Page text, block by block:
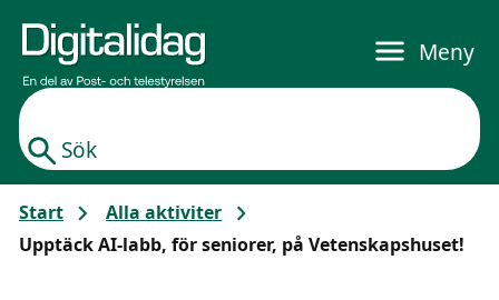
Sök
Meny
Start
Alla aktiviter
Upptäck AI-labb, för seniorer, på Vetenskapshuset!